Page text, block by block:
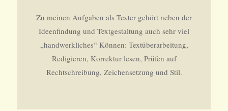
Zu meinen Aufgaben als Texter gehört neben der
Ideenfindung und Textgestaltung auch sehr viel
„handwerkliches“ Können: Textüberarbeitung,
Redigieren, Korrektur lesen, Prüfen auf
Rechtschreibung, Zeichensetzung und Stil.